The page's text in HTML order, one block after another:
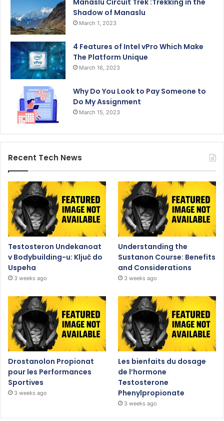
Shadow of Manaslu
March 1, 2023
4 Features of Intel vPro Which Make
The Platform Unique
March 16, 2023
Why Do You Look to Pay Someone to
Do My Assignment
March 15, 2023
Recent Tech News
Testosteron Undekanoat
v Bodybuilding-u: Ključ do
Uspeha
3 weeks ago
Understanding the
Sustanon Course: Benefits
and Considerations
3 weeks ago
Drostanolon Propionat
pour les Performances
Sportives
3 weeks ago
Les bienfaits du dosage
de l’hormone
Testosterone
Phenylpropionate
3 weeks ago